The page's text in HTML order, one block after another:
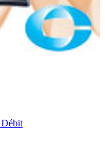
Débit